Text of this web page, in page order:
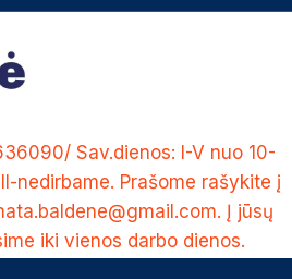
Sav.dienos: I-V nuo 10-
nedirbame. Prašome rašykite į
Į jūsų
iki vienos darbo dienos.